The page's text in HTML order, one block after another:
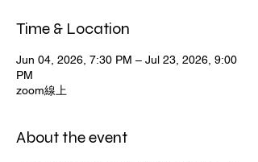
Time & Location
Jun 04, 2026, 7:30 PM – Jul 23, 2026, 9:00
PM
zoom線上
About the event